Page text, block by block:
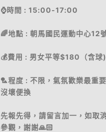
⌚時間 : 15:00-17:00
🌈地點 : 朝馬國民運動中心12
💰費用 : 男女平等$180（含球)
🏸程度 : 不限，氣氛歡樂最重
沒壞便換
先報先得，請留言加一，如取
參觀，謝謝🙏🏻